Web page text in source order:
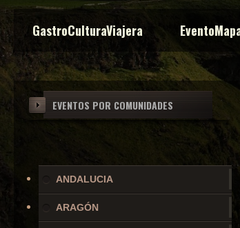
GastroCulturaViajera
EVENTOS POR COMUNIDADES
ANDALUCIA
ARAGÓN